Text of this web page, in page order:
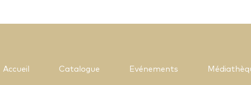
Accueil Catalogue Evénements